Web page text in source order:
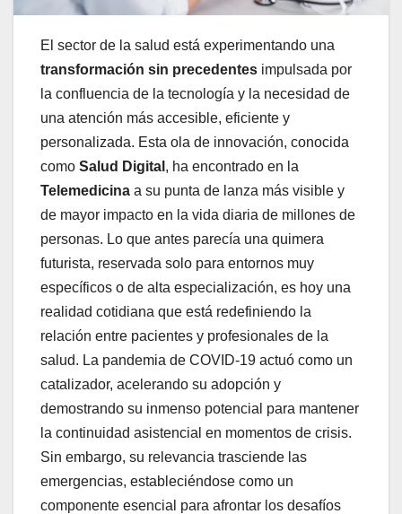
El sector de la salud está experimentando una
transformación sin precedentes impulsada por
la confluencia de la tecnología y la necesidad de
una atención más accesible, eficiente y
personalizada. Esta ola de innovación, conocida
como Salud Digital , ha encontrado en la
Telemedicina a su punta de lanza más visible y
de mayor impacto en la vida diaria de millones de
personas. Lo que antes parecía una quimera
futurista, reservada solo para entornos muy
específicos o de alta especialización, es hoy una
realidad cotidiana que está redefiniendo la
relación entre pacientes y profesionales de la
salud. La pandemia de COVID-19 actuó como un
catalizador, acelerando su adopción y
demostrando su inmenso potencial para mantener
la continuidad asistencial en momentos de crisis.
Sin embargo, su relevancia trasciende las
emergencias, estableciéndose como un
componente esencial para afrontar los desafíos